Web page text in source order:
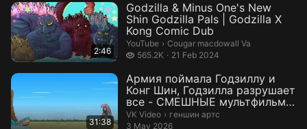
2:46
Godzilla & Minus One's New
Shin Godzilla Pals | Godzilla X
Kong Comic Dub
YouTube › Cougar macdowall Va.
Cougar macdowall Va
565.2K
565.2 thousand views
21 Feb 2024
31:38
Армия поймала Годзиллу и
Конг Шин, Годзилла разрушает
все - СМЕШНЫЕ мультфильмы
о Год...
VK Video › геншин артс.
геншин артс
3 May 2026